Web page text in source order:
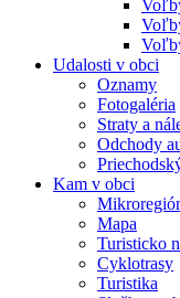
Udalosti v obci
Oznamy
Fotogaléria
Straty a
Odchody
Kam v obci
Mapa
Turisticko
Cyklotrasy
Turistika